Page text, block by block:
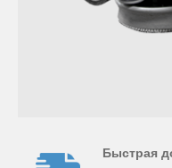
Быстрая